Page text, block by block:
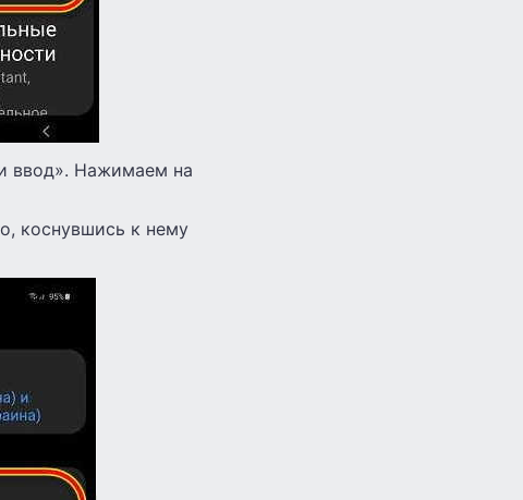
ввод». Нажимаем на
коснувшись к нему